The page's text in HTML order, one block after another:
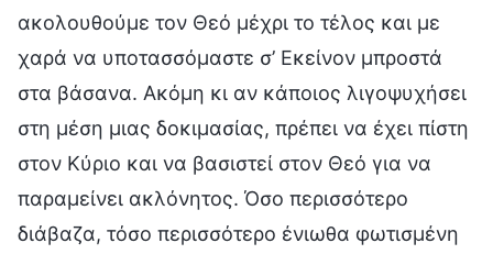
ακολουθούμε τον Θεό μέχρι το τέλος και με
χαρά να υποτασσόμαστε σ’ Εκείνον μπροστά
στα βάσανα. Ακόμη κι αν κάποιος λιγοψυχήσει
στη μέση μιας δοκιμασίας, πρέπει να έχει πίστη
στον Κύριο και να βασιστεί στον Θεό για να
παραμείνει ακλόνητος. Όσο περισσότερο
διάβαζα, τόσο περισσότερο ένιωθα φωτισμένη